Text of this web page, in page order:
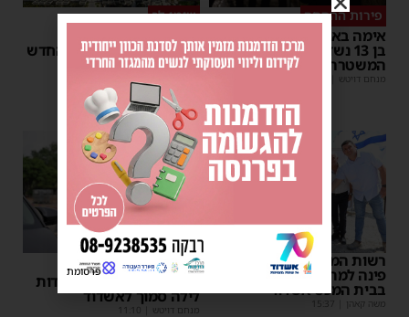
פירות ההסתה
אימה באשדוד: בחור ישיבה
בן 13 נשדד באיומי רצח –
המשטרה הקימה צח”מ
מנחם דויטש |
22:32
שימו לב
שינוי חריג במועד השוק
באשדוד – זה התאריך החדש
מנחם דויטש |
16:07
רשות המסים הניחה אבן
פינה למתקן הבידוק החדש
בבית המכס אשדוד
משה קאהן |
15:37
הודעה לנהגים
אלפי נהגים יושפעו: עבודות
לילה סמוך לאשדוד
מנחם דויטש |
11:10
פרסומת